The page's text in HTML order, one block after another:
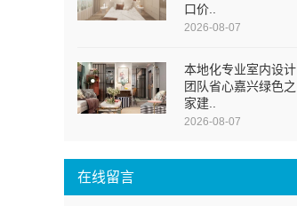
口价..
2026-08-07
本地化专业室内设计
团队省心嘉兴绿色之
家建..
2026-08-07
在线留言